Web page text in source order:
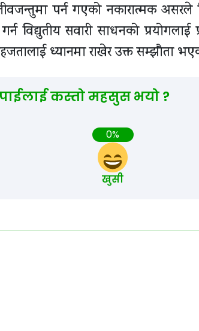
पर्न गएको नकारात्मक असरले
सवारी साधनको प्रयोगलाई
ध्यानमा राखेर उक्त सम्झौता
कस्तो महसुस भयो ?
0%
खुसी